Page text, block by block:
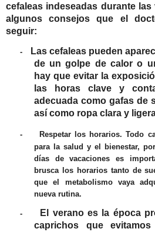
cefaleas indeseadas durante
algunos consejos que el
seguir:
-
Las cefaleas pueden
de un golpe de calor o
hay que evitar la
las horas clave y
adecuada como gafas de
así como ropa clara y
- Respetar los horarios. Todo
para la salud y el bienestar,
días de vacaciones es
brusca los horarios tanto de
que el metabolismo vaya
nueva rutina.
-
El verano es la época
caprichos que